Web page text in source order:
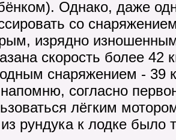
Однако, даже
со
изрядно
скорость более
снаряжением - 39
согласно
лёгким
из рундука к лодке было